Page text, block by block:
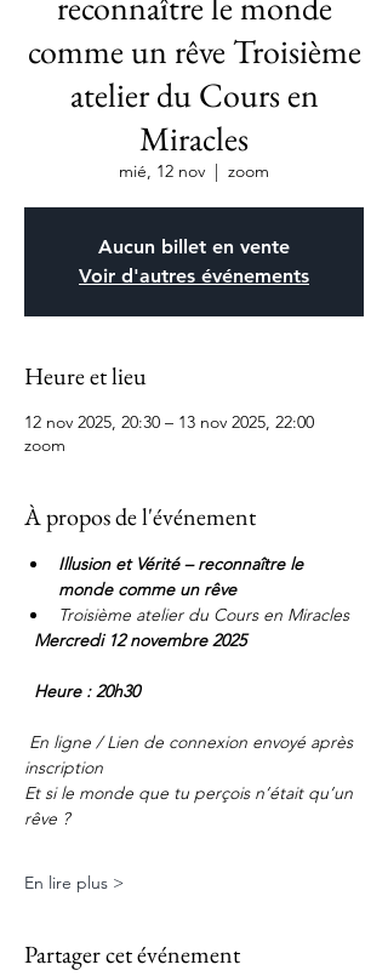
comme un rêve Troisième
atelier du Cours en
Miracles
mié, 12 nov
  |
zoom
Aucun billet en vente
Voir d'autres événements
Heure et lieu
12 nov 2025, 20:30 – 13 nov 2025, 22:00
zoom
À propos de l'événement
Illusion et Vérité – reconnaître le
monde comme un rêve
Troisième atelier du Cours en Miracles
Mercredi 12 novembre 2025
Heure : 20h30
En ligne / Lien de connexion envoyé après
inscription
Et si le monde que tu perçois n’était qu’un
rêve ?
En lire plus >
Partager cet événement